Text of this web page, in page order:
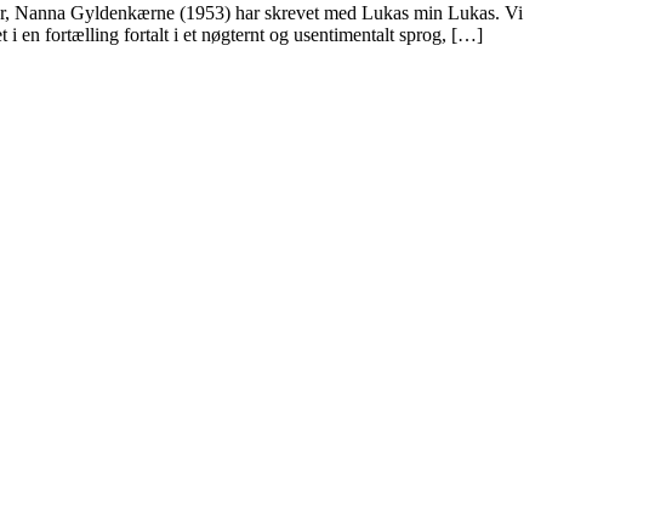
Nanna Gyldenkærne (1953) har skrevet med Lukas min Lukas. Vi
i en fortælling fortalt i et nøgternt og usentimentalt sprog, […]